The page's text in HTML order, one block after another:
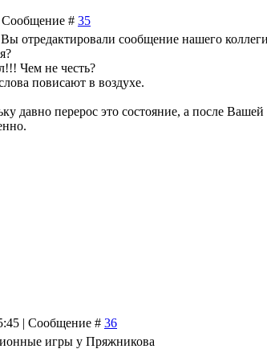
Сообщение # 35
отредактировали сообщение нашего
Чем не честь?
повисают в воздухе.
давно перерос это состояние, а после
| Сообщение # 36
игры у Пряжникова